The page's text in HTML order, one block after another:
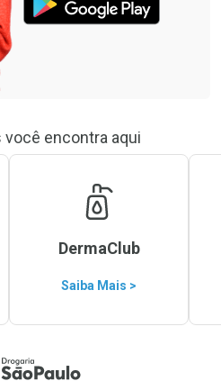
encontra aqui
DermaClub
Saiba Mais >
Home